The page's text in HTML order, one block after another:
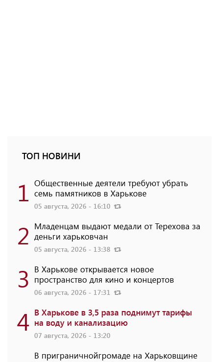
ТОП НОВИНИ
1 Общественные деятели требуют убрать
семь памятников в Харькове
05 августа, 2026 - 16:10
2 Младенцам выдают медали от Терехова за
деньги харьковчан
05 августа, 2026 - 13:38
3 В Харькове открывается новое
пространство для кино и концертов
06 августа, 2026 - 17:31
4 В Харькове в 3,5 раза поднимут тарифы
на воду и канализацию
07 августа, 2026 - 13:20
В приграничнойгромаде на Харьковщине